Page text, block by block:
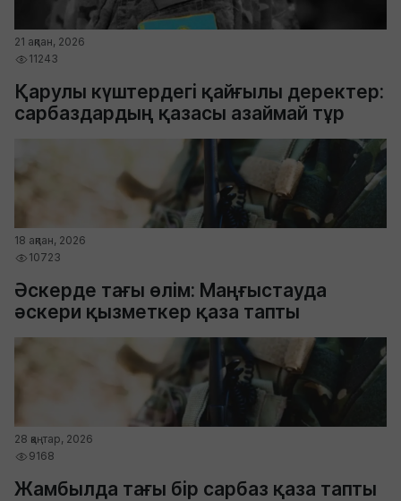
21 ақпан, 2026
11243
Қарулы күштердегі қайғылы деректер:
сарбаздардың қазасы азаймай тұр
18 ақпан, 2026
10723
Әскерде тағы өлім: Маңғыстауда
әскери қызметкер қаза тапты
28 қаңтар, 2026
9168
Жамбылда тағы бір сарбаз қаза тапты